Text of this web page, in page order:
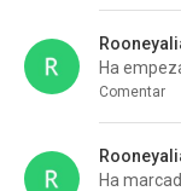
Ha
Comentar
Ha